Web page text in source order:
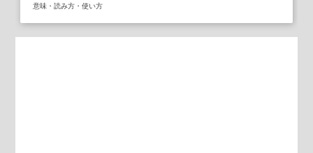
意味・読み方・使い方